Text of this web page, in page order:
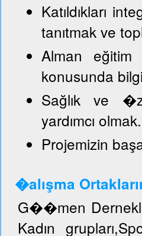
Katıldıkları
tanıtmak ve
Alman
konusunda
Sağlık ve
yardımcı olmak.
Projemizin
�alışma
G��men
Kadın